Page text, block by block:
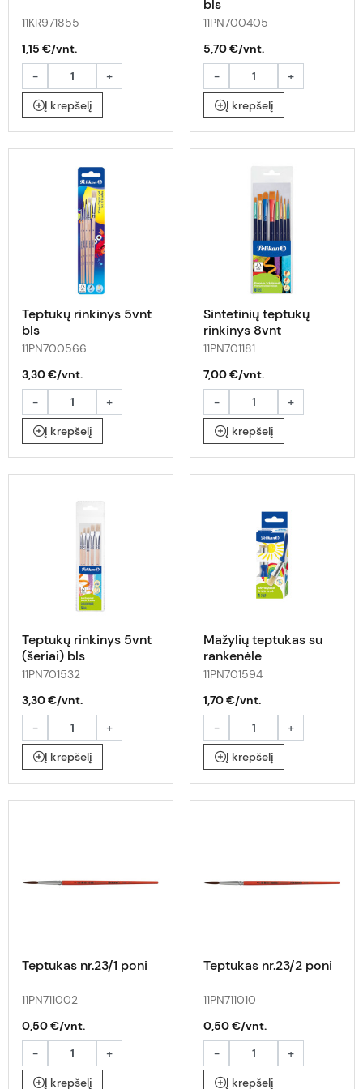
11KR971855
1,15 €/vnt.
-
+
Į krepšelį
bls
11PN700405
5,70 €/vnt.
-
+
Į krepšelį
Teptukų rinkinys 5vnt
bls
11PN700566
3,30 €/vnt.
-
+
Į krepšelį
Sintetinių teptukų
rinkinys 8vnt
11PN701181
7,00 €/vnt.
-
+
Į krepšelį
Teptukų rinkinys 5vnt
(šeriai) bls
11PN701532
3,30 €/vnt.
-
+
Į krepšelį
Mažylių teptukas su
rankenėle
11PN701594
1,70 €/vnt.
-
+
Į krepšelį
Teptukas nr.23/1 poni
11PN711002
0,50 €/vnt.
-
+
Į krepšelį
Teptukas nr.23/2 poni
11PN711010
0,50 €/vnt.
-
+
Į krepšelį